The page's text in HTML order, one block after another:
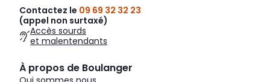
Contactez le 09 69 32 32 23
(appel non surtaxé)
Accès sourds
et malentendants
À propos de Boulanger